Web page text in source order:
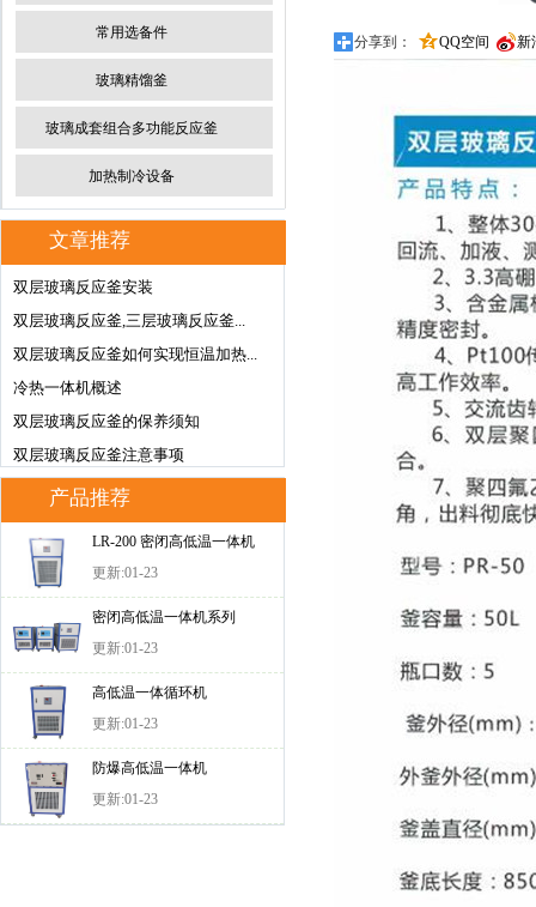
常用选备件
玻璃精馏釜
玻璃成套组合多功能反应釜
加热制冷设备
文章推荐
双层玻璃反应釜安装
双层玻璃反应釜,三层玻璃反应釜...
双层玻璃反应釜如何实现恒温加热...
冷热一体机概述
双层玻璃反应釜的保养须知
双层玻璃反应釜注意事项
产品推荐
LR-200 密闭高低温一体机
更新:01-23
密闭高低温一体机系列
更新:01-23
高低温一体循环机
更新:01-23
防爆高低温一体机
更新:01-23
分享到： QQ空间 新